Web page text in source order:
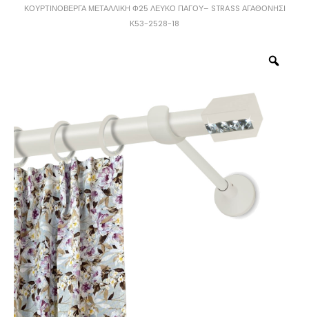
ΚΟΥΡΤΙΝΌΒΕΡΓΑ ΜΕΤΑΛΛΙΚΉ Φ25 ΛΕΥΚΌ ΠΆΓΟΥ– STRASS ΑΓΑΘΟΝΉΣΙ
Κ53-2528-18